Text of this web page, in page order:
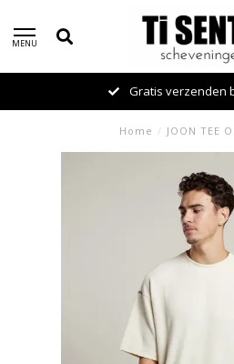
MENU
Gratis verzenden
Home / JOON TEE